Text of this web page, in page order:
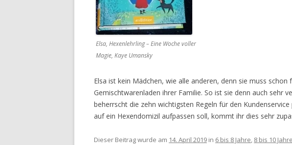
Elsa, Hexenlehrling – Eine Woche voller
Magie, Kaye Umansky
Elsa ist kein Mädchen, wie alle anderen, denn sie muss
Gemischtwarenladen ihrer Familie. So ist sie denn auch sehr
beherrscht die zehn wichtigsten Regeln für den
auf ein Hexendomizil aufpassen soll, kommt ihr dies sehr
Dieser Beitrag wurde am 14. April 2019 in 6 bis 8 Jahre, 8 bis 10 Jahre